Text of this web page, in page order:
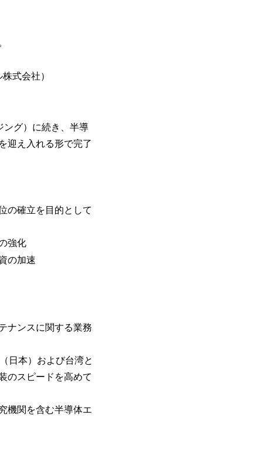
式会社）
ング）に続き、半導
迎え入れる形で完了
の確立を目的として
強化
の加速
ナンスに関する業務
日本）および台湾と
のスピードを高めて
機関を含む半導体エ